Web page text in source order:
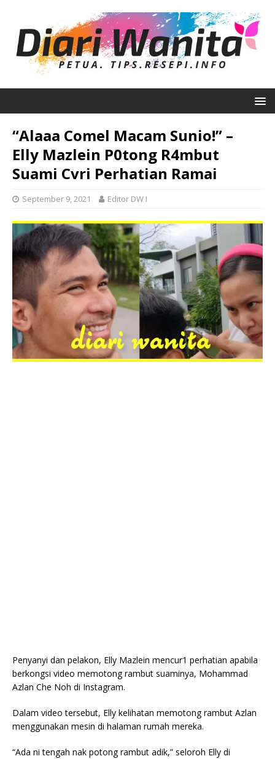
“Alaaa Comel Macam Sunio!” –
Elly Mazlein P0tong R4mbut
Suami Cvri Perhatian Ramai
September 9, 2021 Editor DW I
Penyanyi dan pelakon, Elly Mazlein mencur1 perhatian apabila
berkongsi video memotong rambut suaminya, Mohammad
Azlan Che Noh di Instagram.
Dalam video tersebut, Elly kelihatan memotong rambut Azlan
menggunakan mesin di halaman rumah mereka.
“Ada ni tengah nak potong rambut adik,” seloroh Elly di